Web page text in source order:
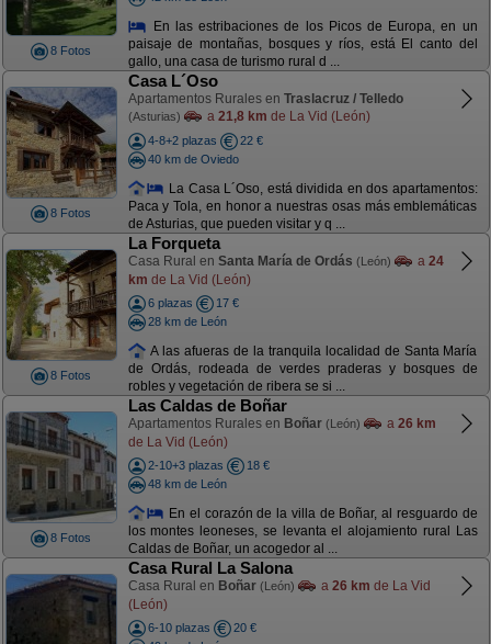
8 Fotos
En las estribaciones de los Picos de Europa, en un
paisaje de montañas, bosques y ríos, está El canto del
gallo, una casa de turismo rural d ...
8 Fotos
Casa L´Oso
Apartamentos Rurales en Traslacruz / Telledo
(Asturias) a 21,8 km de La Vid (León)
4-8+2 plazas
22 €
40 km de Oviedo
La Casa L´Oso, está dividida en dos apartamentos:
Paca y Tola, en honor a nuestras osas más emblemáticas
de Asturias, que pueden visitar y q ...
8 Fotos
La Forqueta
Casa Rural en Santa María de Ordás (León) a 24
km de La Vid (León)
6 plazas
17 €
28 km de León
A las afueras de la tranquila localidad de Santa María
de Ordás, rodeada de verdes praderas y bosques de
robles y vegetación de ribera se si ...
8 Fotos
Las Caldas de Boñar
Apartamentos Rurales en Boñar (León) a 26 km
de La Vid (León)
2-10+3 plazas
18 €
48 km de León
En el corazón de la villa de Boñar, al resguardo de
los montes leoneses, se levanta el alojamiento rural Las
Caldas de Boñar, un acogedor al ...
Casa Rural La Salona
Casa Rural en Boñar (León) a 26 km de La Vid
(León)
6-10 plazas
20 €